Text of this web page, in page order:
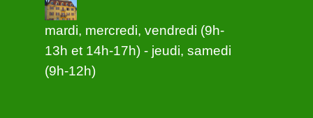
mardi, mercredi, vendredi (9h-
13h et 14h-17h) - jeudi, samedi
(9h-12h)